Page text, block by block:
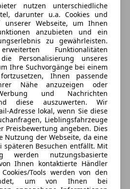
nutzen unterschiedliche
darunter u.a. Cookies und
unserer Webseite, um Ihnen
anzubieten und ein
zu gewährleisten.
Funktionalitäten
Personalisierung unseres
Ihre Suchvorgänge bei einem
Ihnen passende
Nähe anzuzeigen oder
und Nachrichten
diese auszuwerten. Wir
Adresse lokal, wenn Sie diese
Lieblingsfahrzeuge
Preisbewertung angeben. Dies
Nutzung der Webseite, da eine
späteren Besuchen entfällt. Mit
werden nutzungsbasierte
Ihnen kontaktierte Händler
Tools werden von den
um von Ihnen bei